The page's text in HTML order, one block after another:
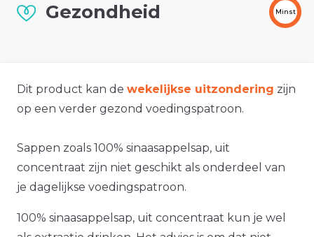
Gezondheid Minst
Dit product kan de wekelijkse uitzondering zijn
op een verder gezond voedingspatroon.
Sappen zoals 100% sinaasappelsap, uit
concentraat zijn niet geschikt als onderdeel van
je dagelijkse voedingspatroon.
100% sinaasappelsap, uit concentraat kun je wel